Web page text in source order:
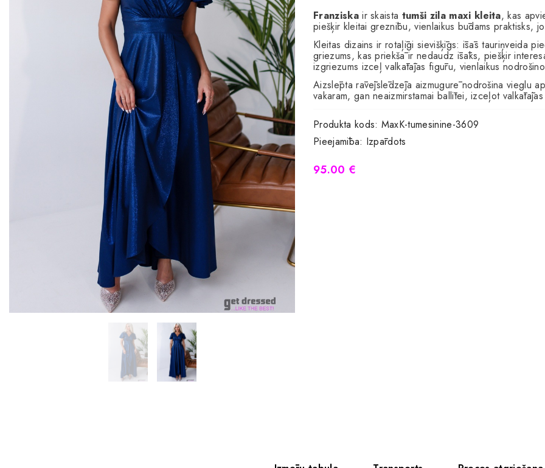
Midi kleitas
Vakarkleitas
Skater kleitas
Adīt kleitas
Franziskair skaista tumši zila maxi kleita, kas
piešķir kleitai greznību, vienlaikus būdams praktisks,
Kleitas dizains ir rotaļīgi sievišķīgs: īsās tauriņveida
griezums, kas priekšā ir nedaudz īsāks, piešķir
izgriezums izceļ valkātājas figūru, vienlaikus
Aizslēpta rāvējslēdzēja aizmugurē nodrošina vieglu
vakaram, gan neaizmirstamai ballītei, izceļot
Produkta kods: MaxK-tumesinine-3609
Pieejamība: Izpārdots
95.00 €